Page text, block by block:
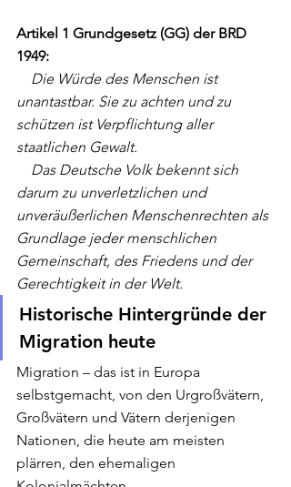
Artikel 1 Grundgesetz (GG) der BRD
1949:
Die Würde des Menschen ist
unantastbar. Sie zu achten und zu
schützen ist Verpflichtung aller
staatlichen Gewalt.
Das Deutsche Volk bekennt sich
darum zu unverletzlichen und
unveräußerlichen Menschenrechten als
Grundlage jeder menschlichen
Gemeinschaft, des Friedens und der
Gerechtigkeit in der Welt.
Historische Hintergründe der
Migration heute
Migration – das ist in Europa
selbstgemacht, von den Urgroßvätern,
Großvätern und Vätern derjenigen
Nationen, die heute am meisten
plärren, den ehemaligen